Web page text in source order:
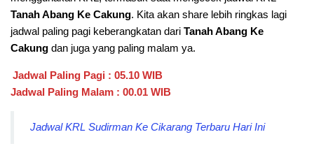
Tanah Abang Ke Cakung. Kita akan share lebih ringkas lagi
jadwal paling pagi keberangkatan dari Tanah Abang Ke
Cakung dan juga yang paling malam ya.
Jadwal Paling Pagi : 05.10 WIB
Jadwal Paling Malam : 00.01 WIB
Jadwal KRL Sudirman Ke Cikarang Terbaru Hari Ini